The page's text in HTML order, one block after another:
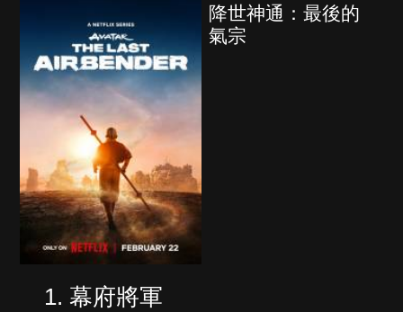
降世神通：最後的
氣宗
幕府將軍